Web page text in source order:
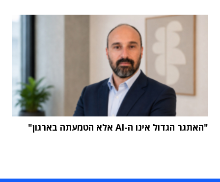
"האתגר הגדול אינו ה-AI אלא הטמעתה בארגון"